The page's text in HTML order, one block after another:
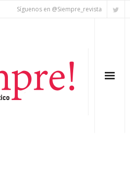
Síguenos en @Siempre_revista